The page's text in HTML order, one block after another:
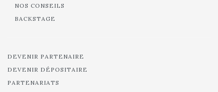
NOS CONSEILS
BACKSTAGE
DEVENIR PARTENAIRE
DEVENIR DÉPOSITAIRE
PARTENARIATS